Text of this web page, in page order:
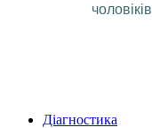
чоловіків
Діагностика